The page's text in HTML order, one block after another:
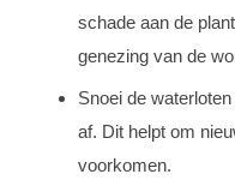
schade aan de
genezing van de
Snoei de
af. Dit helpt om
voorkomen.